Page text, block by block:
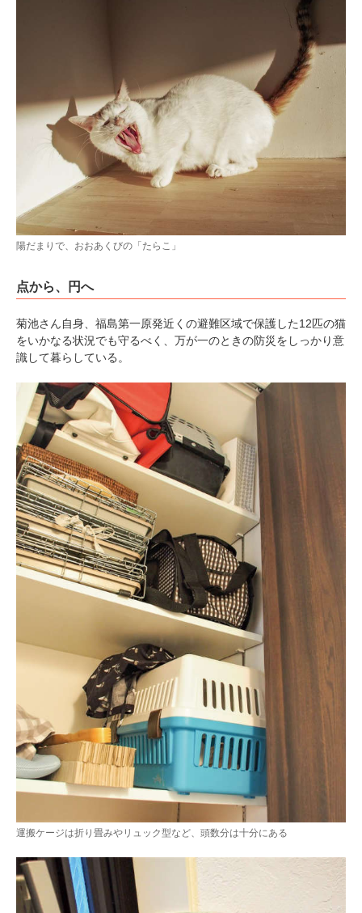
陽だまりで、おおあくびの「たらこ」
点から、円へ
菊池さん自身、福島第一原発近くの避難区域で保護した12匹の猫
をいかなる状況でも守るべく、万が一のときの防災をしっかり意
識して暮らしている。
運搬ケージは折り畳みやリュック型など、頭数分は十分にある